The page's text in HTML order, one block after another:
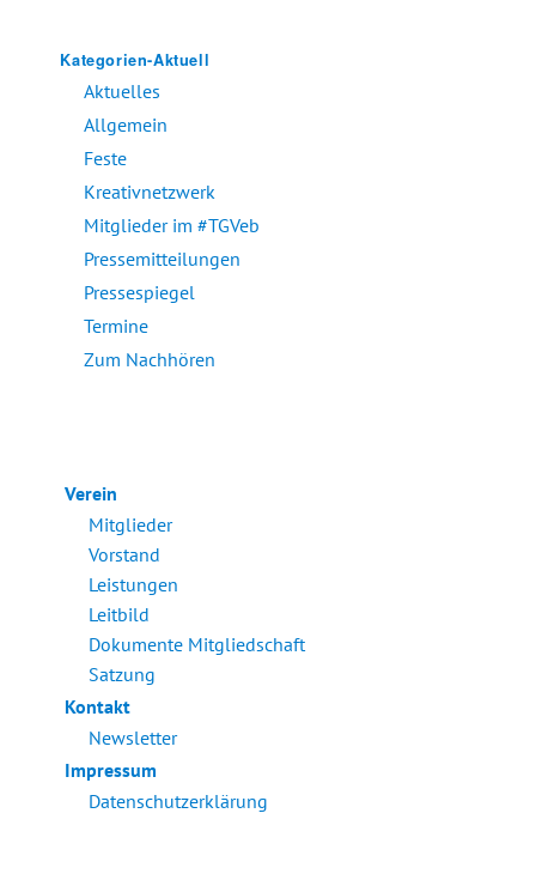
Kategorien-Aktuell
Aktuelles
Allgemein
Feste
Kreativnetzwerk
Mitglieder im #TGVeb
Pressemitteilungen
Pressespiegel
Termine
Zum Nachhören
Verein
Mitglieder
Vorstand
Leistungen
Leitbild
Dokumente Mitgliedschaft
Satzung
Kontakt
Newsletter
Impressum
Datenschutzerklärung